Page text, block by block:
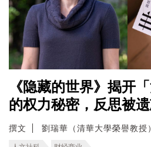
《隐藏的世界》揭开
的权力秘密，反思被
撰文 劉瑞華（清華大學榮譽教授）